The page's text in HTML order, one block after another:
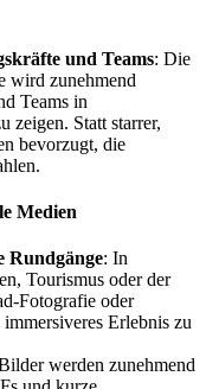
und Teams: Die
wird zunehmend
Teams in
zeigen. Statt starrer,
bevorzugt, die
Medien
Rundgänge: In
Tourismus oder der
Fotografie oder
Erlebnis zu
werden zunehmend